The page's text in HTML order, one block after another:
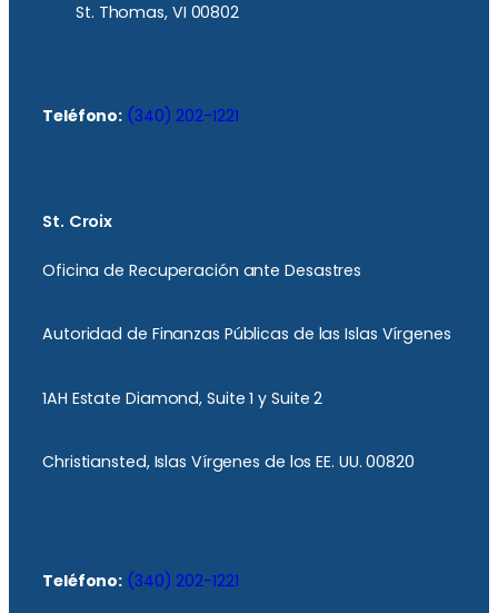
St. Thomas, VI 00802
Teléfono: (340) 202-1221
St. Croix
Oficina de Recuperación ante Desastres
Autoridad de Finanzas Públicas de las Islas Vírgenes
1AH Estate Diamond, Suite 1 y Suite 2
Christiansted, Islas Vírgenes de los EE. UU. 00820
Teléfono: (340) 202-1221